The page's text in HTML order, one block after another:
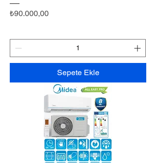
Fiyat
₺90.000,00
Sepete Ekle